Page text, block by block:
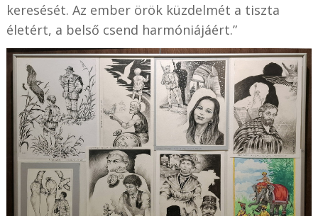
keresését. Az ember örök küzdelmét a tiszta
életért, a belső csend harmóniájáért.”